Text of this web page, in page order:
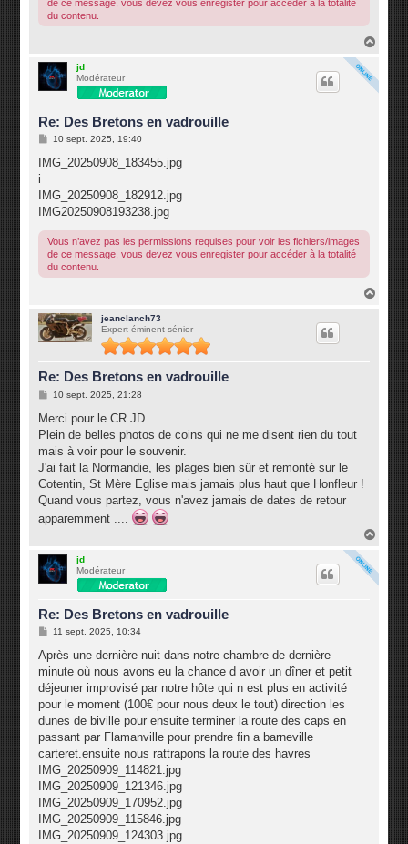
de ce message, vous devez vous enregister pour accéder à la totalité
du contenu.
t
jd
Modérateur
Re: Des Bretons en vadrouille
M
s
g
10 sept. 2025, 19:40
IMG_20250908_183455.jpg
i
IMG_20250908_182912.jpg
IMG20250908193238.jpg
Vous n’avez pas les permissions requises pour voir les fichiers/images
de ce message, vous devez vous enregister pour accéder à la totalité
du contenu.
jeanclanch73
Expert éminent sénior
Re: Des Bretons en vadrouille
M
s
a
g
10 sept. 2025, 21:28
Merci pour le CR JD
Plein de belles photos de coins qui ne me disent rien du tout
mais à voir pour le souvenir.
J'ai fait la Normandie, les plages bien sûr et remonté sur le
Cotentin, St Mère Eglise mais jamais plus haut que Honfleur !
Quand vous partez, vous n'avez jamais de dates de retour
apparemment ....
t
jd
Modérateur
Re: Des Bretons en vadrouille
M
s
a
g
e
11 sept. 2025, 10:34
Après une dernière nuit dans notre chambre de dernière
minute où nous avons eu la chance d avoir un dîner et petit
déjeuner improvisé par notre hôte qui n est plus en activité
pour le moment (100€ pour nous deux le tout) direction les
dunes de biville pour ensuite terminer la route des caps en
passant par Flamanville pour prendre fin a barneville
carteret.ensuite nous rattrapons la route des havres
IMG_20250909_114821.jpg
IMG_20250909_121346.jpg
IMG_20250909_170952.jpg
IMG_20250909_115846.jpg
IMG_20250909_124303.jpg